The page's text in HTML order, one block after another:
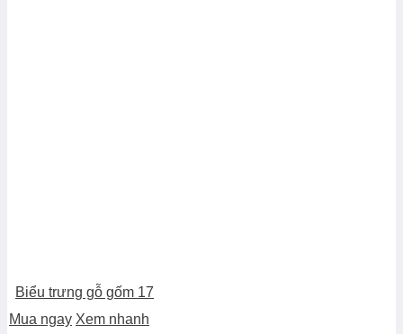
Biểu trưng gỗ gốm 17
Mua ngay Xem nhanh